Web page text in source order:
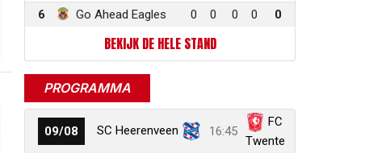
6
Go Ahead Eagles 0 0 0 0 0
BEKIJK DE HELE STAND
PROGRAMMA
09/08 SC Heerenveen 16:45
FC
Twente